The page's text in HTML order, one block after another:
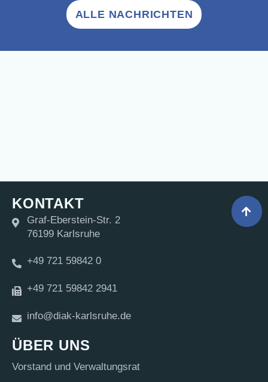
ALLE NACHRICHTEN
KONTAKT
Graf-Eberstein-Str. 2
76199 Karlsruhe
+49 721 59842 0
+49 721 59842 2941
info@diak-karlsruhe.de
ÜBER UNS
Vor­stand und Verwaltungsrat